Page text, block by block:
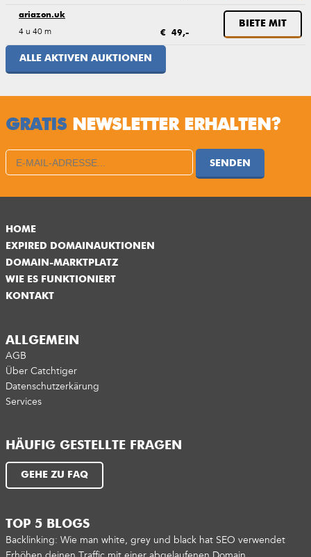
ariazon.uk
4 u 40 m € 49,-
BIETE MIT
ALLE AKTIVEN AUKTIONEN
GRATIS NEWSLETTER ERHALTEN?
SENDEN
HOME
EXPIRED DOMAINAUKTIONEN
DOMAIN-MARKTPLATZ
WIE ES FUNKTIONIERT
KONTAKT
ALLGEMEIN
AGB
Über Catchtiger
Datenschutzerkärung
Services
HÄUFIG GESTELLTE FRAGEN
GEHE ZU FAQ
TOP 5 BLOGS
Backlinking: Wie man white, grey und black hat SEO verwendet